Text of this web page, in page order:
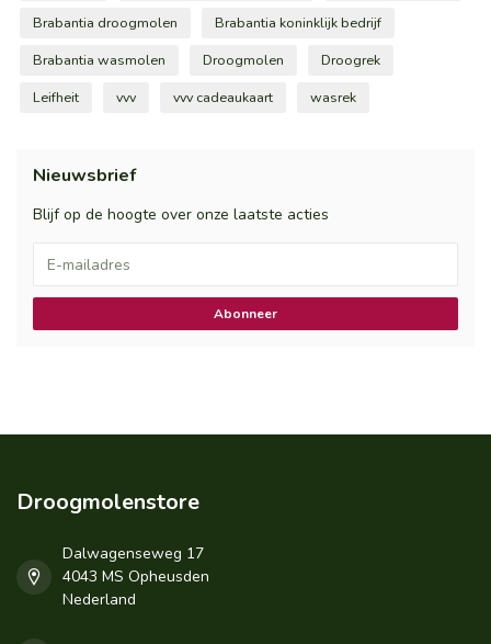
Brabantia droogmolen
Brabantia koninklijk bedrijf
Brabantia wasmolen
Droogmolen
Droogrek
Leifheit
vvv vvv cadeaukaart wasrek
Nieuwsbrief
Blijf op de hoogte over onze laatste acties
Abonneer
Droogmolenstore
Dalwagenseweg 17
4043 MS Opheusden
Nederland